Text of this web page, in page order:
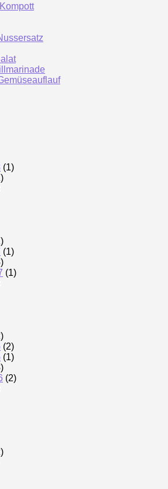
(1)
(1)
(1)
(2)
(1)
(2)